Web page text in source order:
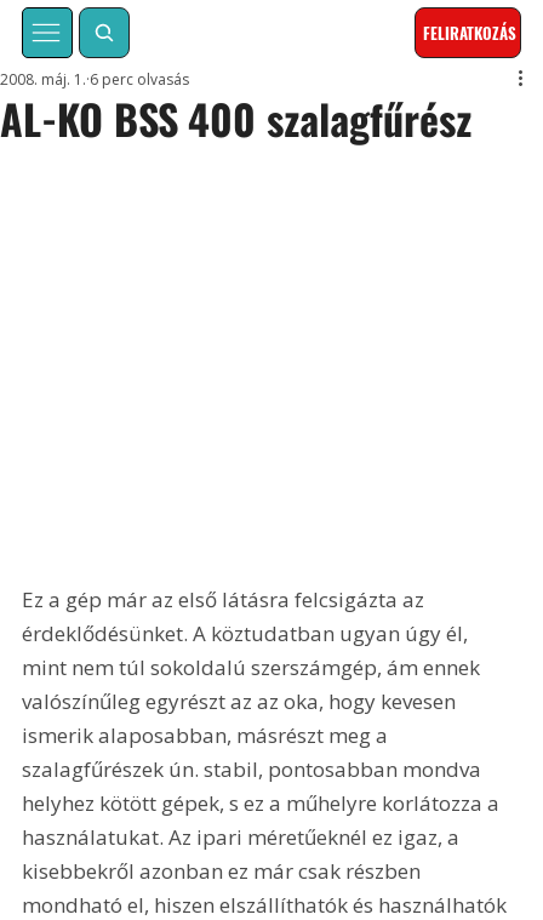
FELIRATKOZÁS
AL-KO BSS 400 szalagfűrész
2008. máj. 1. 6 perc olvasás
Ez a gép már az első látásra felcsigázta az
érdeklődésünket. A köztudatban ugyan úgy él,
mint nem túl sokoldalú szerszámgép, ám ennek
valószínűleg egyrészt az az oka, hogy kevesen
ismerik alaposabban, másrészt meg a
szalagfűrészek ún. stabil, pontosabban mondva
helyhez kötött gépek, s ez a műhelyre korlátozza a
használatukat. Az ipari méretűeknél ez igaz, a
kisebbekről azonban ez már csak részben
mondható el, hiszen elszállíthatók és használhatók